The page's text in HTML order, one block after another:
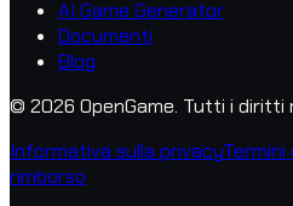
AI Game Generator
Documenti
Blog
© 2026 OpenGame. Tutti i diritti
Informativa sulla privacyTermini
rimborso